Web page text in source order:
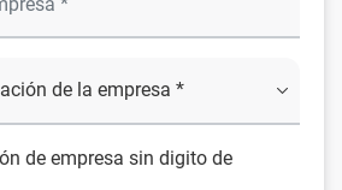
de empresa sin digito de